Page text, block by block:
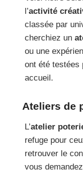
l’activité
classée par
cherchiez un
ou une
ont été testées
accueil.
Ateliers de
L’atelier
refuge pour
retrouver le
vous demandez